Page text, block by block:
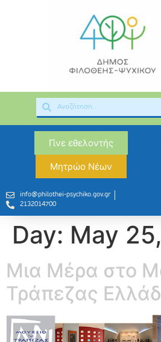
Γίνε εθελοντής
Μητρώο Νέων
info@philothei-psychiko.gov.gr
2132014700
Day: May
Μια Μέρα στο
Τράπεζας